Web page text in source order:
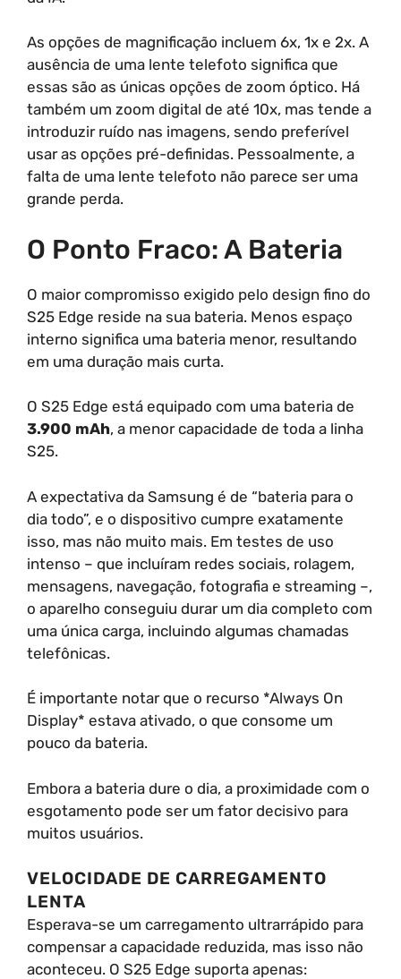
As opções de magnificação incluem 6x, 1x e 2x. A
ausência de uma lente telefoto significa que
essas são as únicas opções de zoom óptico. Há
também um zoom digital de até 10x, mas tende a
introduzir ruído nas imagens, sendo preferível
usar as opções pré-definidas. Pessoalmente, a
falta de uma lente telefoto não parece ser uma
grande perda.
O Ponto Fraco: A Bateria
O maior compromisso exigido pelo design fino do
S25 Edge reside na sua bateria. Menos espaço
interno significa uma bateria menor, resultando
em uma duração mais curta.
O S25 Edge está equipado com uma bateria de
3.900 mAh, a menor capacidade de toda a linha
S25.
A expectativa da Samsung é de “bateria para o
dia todo”, e o dispositivo cumpre exatamente
isso, mas não muito mais. Em testes de uso
intenso – que incluíram redes sociais, rolagem,
mensagens, navegação, fotografia e streaming –,
o aparelho conseguiu durar um dia completo com
uma única carga, incluindo algumas chamadas
telefônicas.
É importante notar que o recurso *Always On
Display* estava ativado, o que consome um
pouco da bateria.
Embora a bateria dure o dia, a proximidade com o
esgotamento pode ser um fator decisivo para
muitos usuários.
VELOCIDADE DE CARREGAMENTO
LENTA
Esperava-se um carregamento ultrarrápido para
compensar a capacidade reduzida, mas isso não
aconteceu. O S25 Edge suporta apenas: